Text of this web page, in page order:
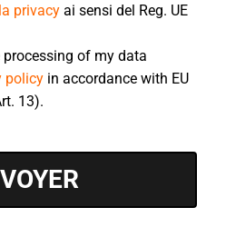
privacyai sensi del Reg. UE
processing of my data
policy in accordance with EU
13).